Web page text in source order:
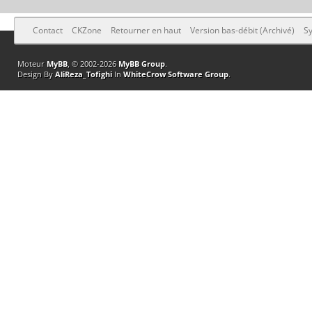
Contact CKZone Retourner en haut Version bas-débit (Archivé)
Moteur MyBB, © 2002-2026 MyBB Group.
Design By AliReza_TofighiIn WhiteCrow Software Group.